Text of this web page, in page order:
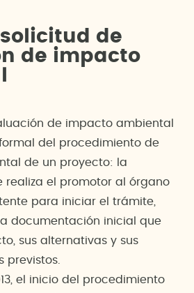
de
de impacto
de impacto ambiental
del procedimiento de
de un proyecto: la
realiza el promotor al órgano
para iniciar el trámite,
documentación inicial que
sus alternativas y sus
previstos.
el inicio del procedimiento